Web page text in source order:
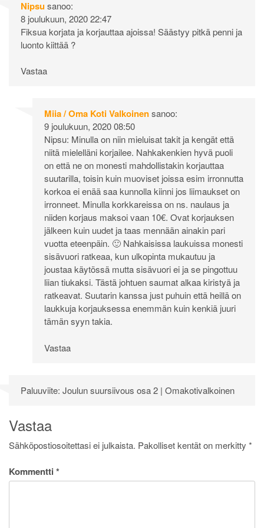
Nipsusanoo:
8 joulukuun, 2020 22:47
Fiksua korjata ja korjauttaa ajoissa! Säästyy pitkä penni ja
luonto kiittää ?
Vastaa
Miia / Oma Koti Valkoinensanoo:
9 joulukuun, 2020 08:50
Nipsu: Minulla on niin mieluisat takit ja kengät että
niitä mielelläni korjailee. Nahkakenkien hyvä puoli
on että ne on monesti mahdollistakin korjauttaa
suutarilla, toisin kuin muoviset joissa esim irronnutta
korkoa ei enää saa kunnolla kiinni jos liimaukset on
irronneet. Minulla korkkareissa on ns. naulaus ja
niiden korjaus maksoi vaan 10€. Ovat korjauksen
jälkeen kuin uudet ja taas mennään ainakin pari
vuotta eteenpäin. 🙂 Nahkaisissa laukuissa monesti
sisävuori ratkeaa, kun ulkopinta mukautuu ja
joustaa käytössä mutta sisävuori ei ja se pingottuu
liian tiukaksi. Tästä johtuen saumat alkaa kiristyä ja
ratkeavat. Suutarin kanssa just puhuin että heillä on
laukkuja korjauksessa enemmän kuin kenkiä juuri
tämän syyn takia.
Vastaa
Paluuviite: Joulun suursiivous osa 2 | Omakotivalkoinen
Vastaa
Sähköpostiosoitettasi ei julkaista. Pakolliset kentät on merkitty *
Kommentti *